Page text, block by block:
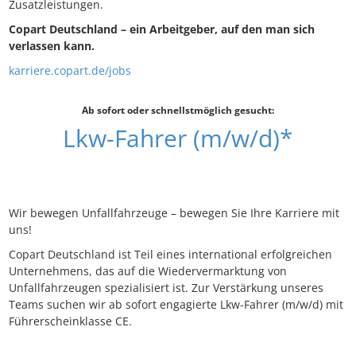
Zusatzleistungen.
Copart Deutschland – ein Arbeitgeber, auf den man sich
verlassen kann.
karriere.copart.de/jobs
Ab sofort oder schnellstmöglich gesucht:
Lkw-Fahrer (m/w/d)*
Wir bewegen Unfallfahrzeuge – bewegen Sie Ihre Karriere mit
uns!
Copart Deutschland ist Teil eines international erfolgreichen
Unternehmens, das auf die Wiedervermarktung von
Unfallfahrzeugen spezialisiert ist. Zur Verstärkung unseres
Teams suchen wir ab sofort engagierte Lkw-Fahrer (m/w/d) mit
Führerscheinklasse CE.